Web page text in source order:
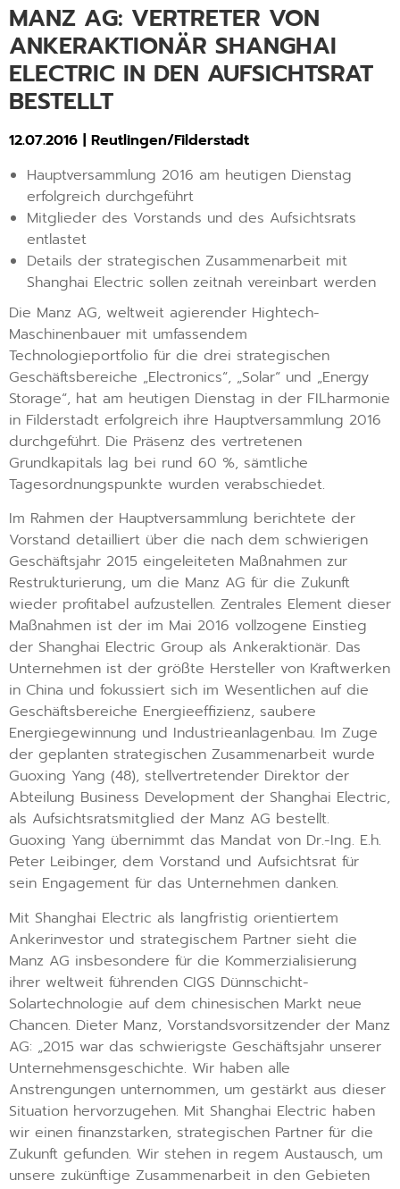
MANZ AG: VERTRETER VON
ANKERAKTIONÄR SHANGHAI
ELECTRIC IN DEN AUFSICHTSRAT
BESTELLT
12.07.2016 | Reutlingen/Filderstadt
Hauptversammlung 2016 am heutigen Dienstag
erfolgreich durchgeführt
Mitglieder des Vorstands und des Aufsichtsrats
entlastet
Details der strategischen Zusammenarbeit mit
Shanghai Electric sollen zeitnah vereinbart werden
Die Manz AG, weltweit agierender Hightech-
Maschinenbauer mit umfassendem
Technologieportfolio für die drei strategischen
Geschäftsbereiche „Electronics“, „Solar“ und „Energy
Storage“, hat am heutigen Dienstag in der FILharmonie
in Filderstadt erfolgreich ihre Hauptversammlung 2016
durchgeführt. Die Präsenz des vertretenen
Grundkapitals lag bei rund 60 %, sämtliche
Tagesordnungspunkte wurden verabschiedet.
Im Rahmen der Hauptversammlung berichtete der
Vorstand detailliert über die nach dem schwierigen
Geschäftsjahr 2015 eingeleiteten Maßnahmen zur
Restrukturierung, um die Manz AG für die Zukunft
wieder profitabel aufzustellen. Zentrales Element dieser
Maßnahmen ist der im Mai 2016 vollzogene Einstieg
der Shanghai Electric Group als Ankeraktionär. Das
Unternehmen ist der größte Hersteller von Kraftwerken
in China und fokussiert sich im Wesentlichen auf die
Geschäftsbereiche Energieeffizienz, saubere
Energiegewinnung und Industrieanlagenbau. Im Zuge
der geplanten strategischen Zusammenarbeit wurde
Guoxing Yang (48), stellvertretender Direktor der
Abteilung Business Development der Shanghai Electric,
als Aufsichtsratsmitglied der Manz AG bestellt.
Guoxing Yang übernimmt das Mandat von Dr.-Ing. E.h.
Peter Leibinger, dem Vorstand und Aufsichtsrat für
sein Engagement für das Unternehmen danken.
Mit Shanghai Electric als langfristig orientiertem
Ankerinvestor und strategischem Partner sieht die
Manz AG insbesondere für die Kommerzialisierung
ihrer weltweit führenden CIGS Dünnschicht-
Solartechnologie auf dem chinesischen Markt neue
Chancen. Dieter Manz, Vorstandsvorsitzender der Manz
AG: „2015 war das schwierigste Geschäftsjahr unserer
Unternehmensgeschichte. Wir haben alle
Anstrengungen unternommen, um gestärkt aus dieser
Situation hervorzugehen. Mit Shanghai Electric haben
wir einen finanzstarken, strategischen Partner für die
Zukunft gefunden. Wir stehen in regem Austausch, um
unsere zukünftige Zusammenarbeit in den Gebieten